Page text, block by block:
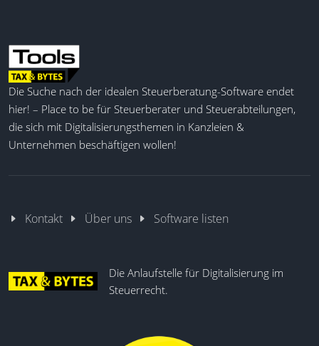
Die Suche nach der idealen Steuerberatung-Software endet
hier! – Place to be für Steuerberater und Steuerabteilungen,
die sich mit Digitalisierungsthemen in Kanzleien &
Unternehmen beschäftigen wollen!
Kontakt Über uns Software listen
Die Anlaufstelle für Digitalisierung im
Steuerrecht.